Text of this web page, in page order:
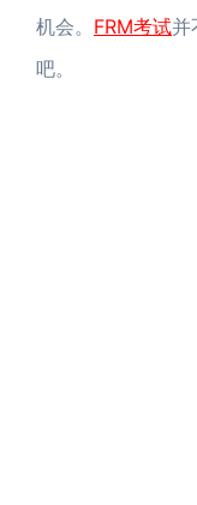
机会。‌ FRM考试并
吧。